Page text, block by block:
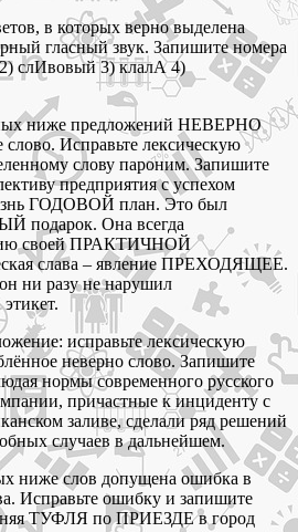
в которых верно выделена
гласный звук. Запишите номера
слИвовый 3) клалА 4)
ниже предложений НЕВЕРНО
Исправьте лексическую
слову пароним. Запишите
предприятия с успехом
ГОДОВОЙ план. Это был
подарок. Она всегда
своей ПРАКТИЧНОЙ
слава – явление ПРЕХОДЯЩЕЕ.
ни разу не нарушил
исправьте лексическую
неверно слово. Запишите
нормы современного русского
причастные к инциденту с
заливе, сделали ряд решений
случаев в дальнейшем.
ниже слов допущена ошибка в
Исправьте ошибку и запишите
ТУФЛЯ по ПРИЕЗДЕ в город